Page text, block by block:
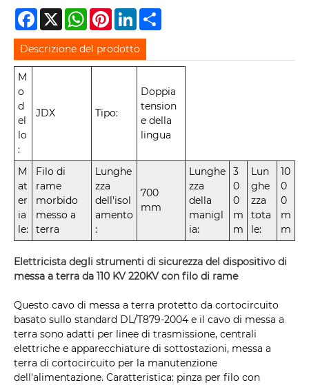
Facebook
X WhatsAppPinterestLinkedIn
Descrizione del prodotto
M
o
d
el
lo
:
JDX Tipo:
Doppia
tension
e della
lingua
M
at
er
ia
le:
Filo di
rame
morbido
messo a
terra
Lunghe
zza
dell'isol
amento
:
700
mm
Lunghe
zza
della
manigl
ia:
3
0
0
m
m
Lun
ghe
zza
tota
le:
10
0
0
m
m
Elettricista degli strumenti di sicurezza del dispositivo di
messa a terra da 110 KV 220KV con filo di rame
Questo cavo di messa a terra protetto da cortocircuito
basato sullo standard DL/T879-2004 e il cavo di messa a
terra sono adatti per linee di trasmissione, centrali
elettriche e apparecchiature di sottostazioni, messa a
terra di cortocircuito per la manutenzione
dell'alimentazione. Caratteristica: pinza per filo con